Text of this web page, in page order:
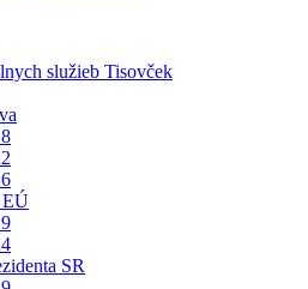
služieb Tisovček
SR